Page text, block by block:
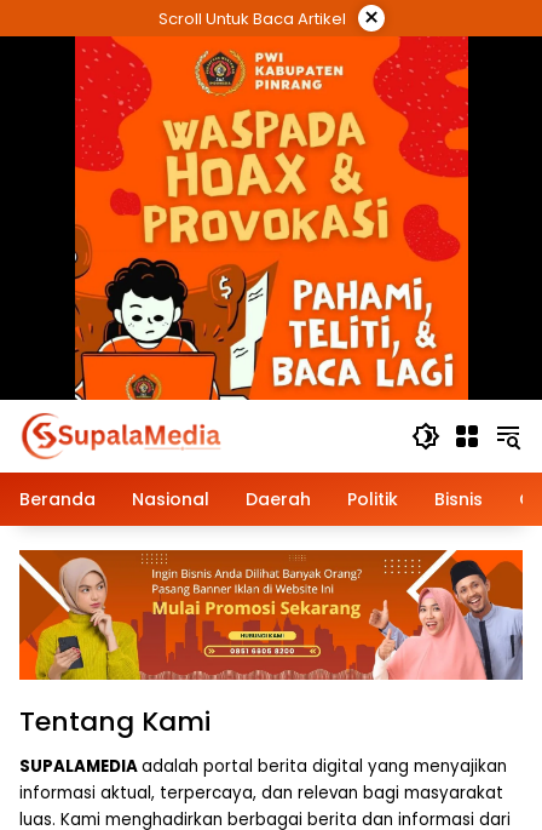
ke
Scroll Untuk Baca Artikel ×
Beranda Nasional Daerah Politik Bisnis
Tentang Kami
SUPALAMEDIAadalah portal berita digital yang menyajikan
informasi aktual, terpercaya, dan relevan bagi masyarakat
luas. Kami menghadirkan berbagai berita dan informasi dari